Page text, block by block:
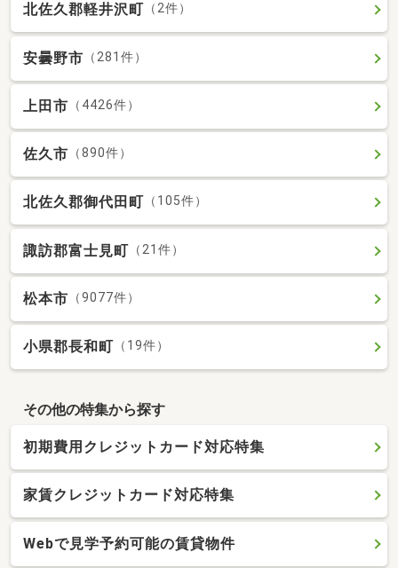
北佐久郡軽井沢町 （2件）
安曇野市 （281件）
上田市 （4426件）
佐久市 （890件）
北佐久郡御代田町 （105件）
諏訪郡富士見町 （21件）
松本市 （9077件）
小県郡長和町 （19件）
その他の特集から探す
初期費用クレジットカード対応特集
家賃クレジットカード対応特集
Webで見学予約可能の賃貸物件